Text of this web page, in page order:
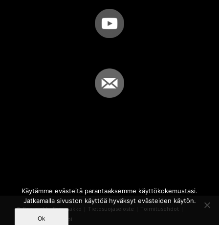
© Copyright - Sammakko | Tietosuojaseloste | Toimitusehdot |
Powered by
iQWebbi
Käytämme evästeitä parantaaksemme käyttökokemustasi.
Jatkamalla sivuston käyttöä hyväksyt evästeiden käytön.
Ok